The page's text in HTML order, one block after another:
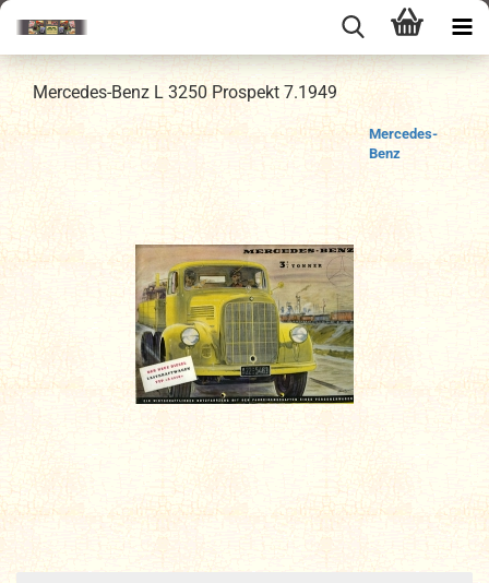
Mercedes-Benz L 3250 Prospekt 7.1949
Mercedes-
Benz